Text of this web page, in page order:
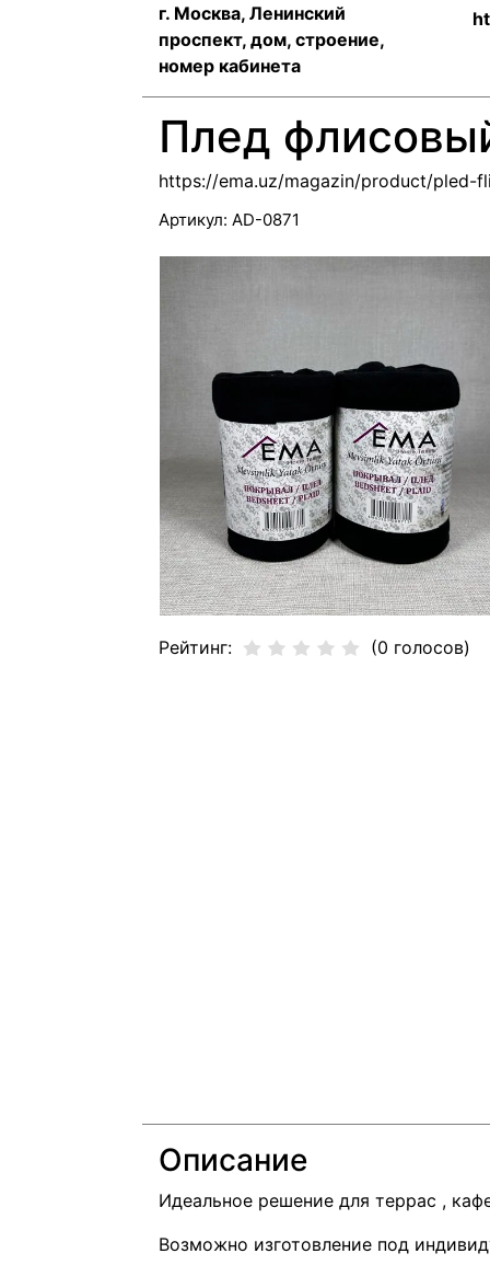
г. Москва, Ленинский
проспект, дом, строение,
номер кабинета
Плед
https://ema.uz/magazin/product/pled-
Артикул: AD-0871
Рейтинг: (0 голосов)
Описание
Идеальное решение для террас ,
Возможно изготовление под